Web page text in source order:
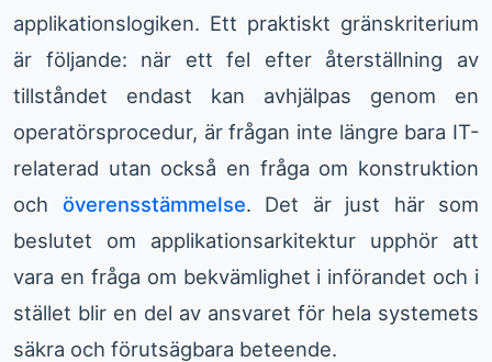
applikationslogiken. Ett praktiskt gränskriterium
är följande: när ett fel efter återställning av
tillståndet endast kan avhjälpas genom en
operatörsprocedur, är frågan inte längre bara IT-
relaterad utan också en fråga om konstruktion
och överensstämmelse. Det är just här som
beslutet om applikationsarkitektur upphör att
vara en fråga om bekvämlighet i införandet och i
stället blir en del av ansvaret för hela systemets
säkra och förutsägbara beteende.